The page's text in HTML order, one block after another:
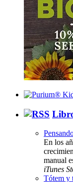
En los
manual
iTunes
Tótem y